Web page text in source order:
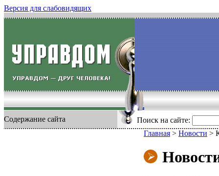
Версия для слабовидящих
Содержание сайта Поиск на сайте:
Главная > Новости >